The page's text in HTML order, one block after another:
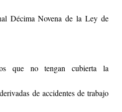
Décima Novena de la Ley de
que no tengan cubierta la
de accidentes de trabajo